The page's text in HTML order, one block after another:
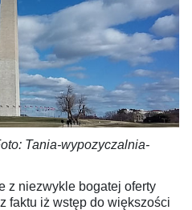
Tania-wypozyczalnia-
z niezwykle bogatej oferty
faktu iż wstęp do większości